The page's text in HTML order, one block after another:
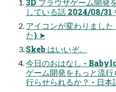
している話 2024/08/31
アイコンが変わりまし
た) ➤
Skeb はいいぞ。
今日のおはなし -
ゲーム開発をもっと流
行らせられるか？ - 日本